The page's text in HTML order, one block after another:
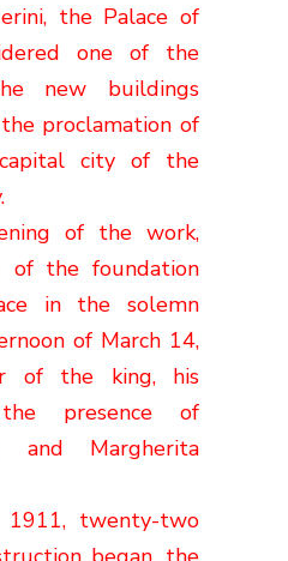
the Palace of
one of the
new buildings
proclamation of
city of the
of the work,
the foundation
in the solemn
of March 14,
of the king, his
presence of
and Margherita
1911, twenty-two